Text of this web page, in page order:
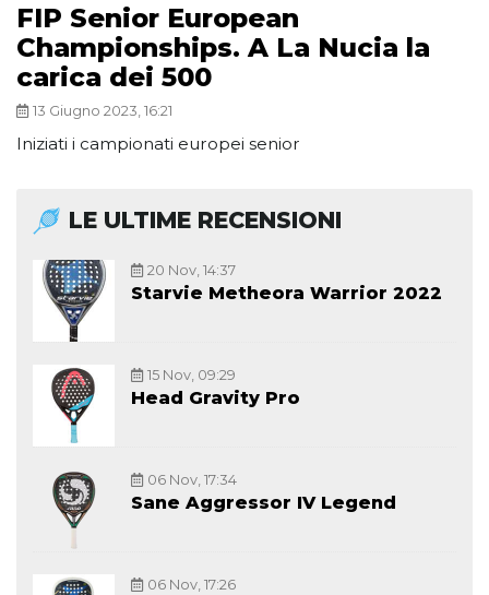
FIP Senior European
Championships. A La Nucia la
carica dei 500
13 Giugno 2023, 16:21
Iniziati i campionati europei senior
LE ULTIME RECENSIONI
20 Nov, 14:37
Starvie Metheora Warrior 2022
15 Nov, 09:29
Head Gravity Pro
06 Nov, 17:34
Sane Aggressor IV Legend
06 Nov, 17:26